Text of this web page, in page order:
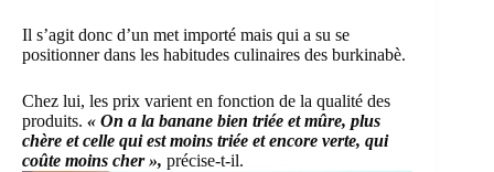
Il s’agit donc d’un met importé mais qui a su se
positionner dans les habitudes culinaires des burkinabè.
Chez lui, les prix varient en fonction de la qualité des
produits. « On a la banane bien triée et mûre, plus
chère et celle qui est moins triée et encore verte, qui
coûte moins cher », précise-t-il.